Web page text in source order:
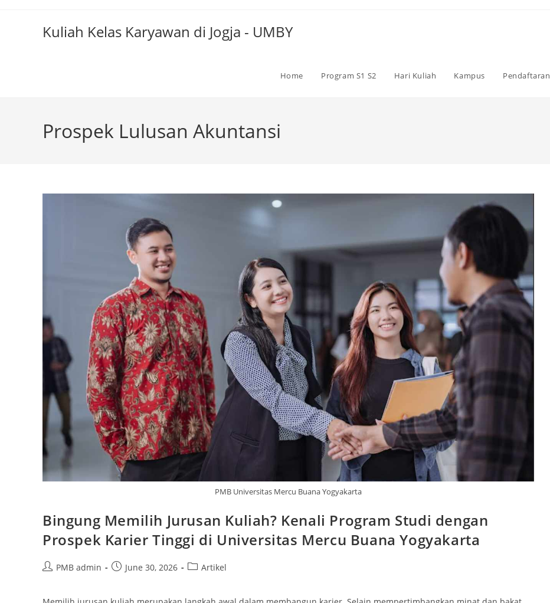
Kuliah Kelas Karyawan di Jogja - UMBY
Home Program S1 S2 Hari Kuliah Kampus Pendaftaran
Prospek Lulusan Akuntansi
PMB Universitas Mercu Buana Yogyakarta
Bingung Memilih Jurusan Kuliah? Kenali Program Studi dengan
Prospek Karier Tinggi di Universitas Mercu Buana Yogyakarta
PostPMB admin
PostJune 30, 2026
PostArtikel